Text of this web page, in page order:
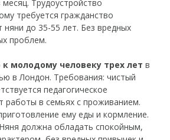
Трудоустройство
требуется гражданство
няни до 35-55 лет. Без вредных
проблем.
молодому человеку трех лет в
в Лондон. Требования: чистый
педагогическое
работы в семьях с проживанием.
ему еды и кормление.
должна обладать спокойным,